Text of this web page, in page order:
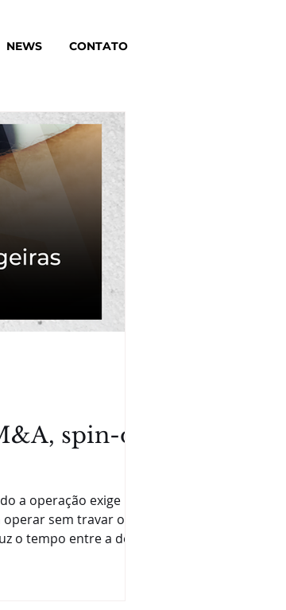
NEWS CONTATO
spin-offs
a operação exige
operar sem travar o
o tempo entre a decisão